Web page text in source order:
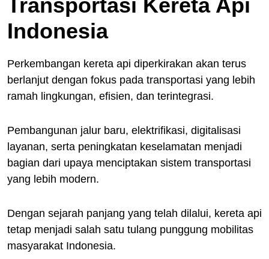
Transportasi Kereta Api
Indonesia
Perkembangan kereta api diperkirakan akan terus
berlanjut dengan fokus pada transportasi yang lebih
ramah lingkungan, efisien, dan terintegrasi.
Pembangunan jalur baru, elektrifikasi, digitalisasi
layanan, serta peningkatan keselamatan menjadi
bagian dari upaya menciptakan sistem transportasi
yang lebih modern.
Dengan sejarah panjang yang telah dilalui, kereta api
tetap menjadi salah satu tulang punggung mobilitas
masyarakat Indonesia.